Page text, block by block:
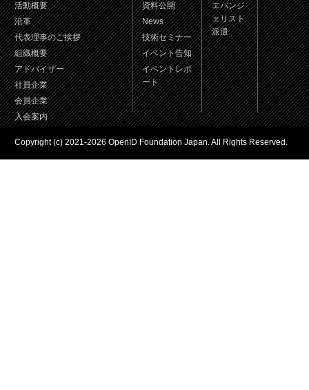
活動概要
沿革
代表理事のご挨拶
組織概要
アドバイザー
社員企業
会員企業
入会案内
資料公開
News
技術セミナー
イベント告知
イベントレポ
ート
エバンジ
ェリスト
派遣
Copyright (c) 2021-2026 OpenID Foundation Japan. All Rights Reserved.